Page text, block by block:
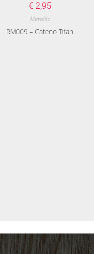
€ 2,95
Metallic
RM009 – Cateno Titan